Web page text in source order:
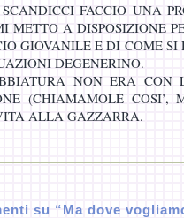
FACCIO UNA
METTO A DISPOSIZIONE
GIOVANILE E DI COME SI
DEGENERINO.
NON ERA CON
(CHIAMAMOLE COSI’,
ALLA GAZZARRA.
su “Ma dove